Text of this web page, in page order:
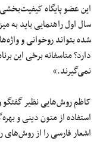
این عضو پایگاه
سال اول راهنمایی باید
شده بتواند روخوانی و
دارد؟ متاسفانه برخی این
نمی‌گیرند.»
کاظم روش‌هایی نظیر گفتگو
استفاده از متون دینی و
اشعار فارسی را از